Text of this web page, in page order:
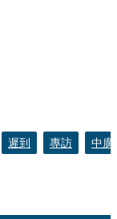
遲到 專訪
中廣